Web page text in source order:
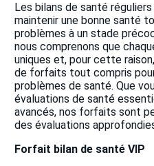
Les bilans de santé
maintenir une bonne santé
problèmes à un stade
nous comprenons que
uniques et, pour cette
de forfaits tout compris
problèmes de santé. Que
évaluations de santé
avancés, nos forfaits sont
des évaluations
Forfait bilan de santé VIP